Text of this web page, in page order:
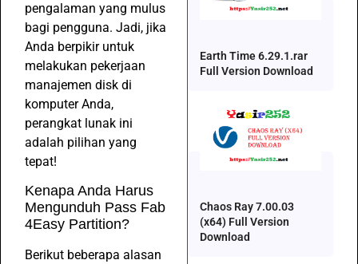
pengalaman yang mulus
bagi pengguna. Jadi, jika
Anda berpikir untuk
melakukan pekerjaan
manajemen disk di
komputer Anda,
perangkat lunak ini
adalah pilihan yang
tepat!
Kenapa Anda Harus
Mengunduh Pass Fab
4Easy Partition?
Berikut beberapa alasan
Earth Time 6.29.1.rar
Full Version Download
Chaos Ray 7.00.03
(x64) Full Version
Download